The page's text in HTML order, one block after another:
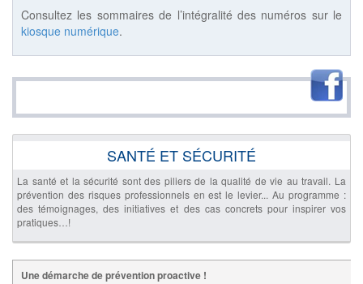
Consultez les sommaires de l’intégralité des numéros sur le
kiosque numérique.
SANTÉ ET SÉCURITÉ
La santé et la sécurité sont des piliers de la qualité de vie au travail. La
prévention des risques professionnels en est le levier... Au programme :
des témoignages, des initiatives et des cas concrets pour inspirer vos
pratiques…!
Une démarche de prévention proactive !